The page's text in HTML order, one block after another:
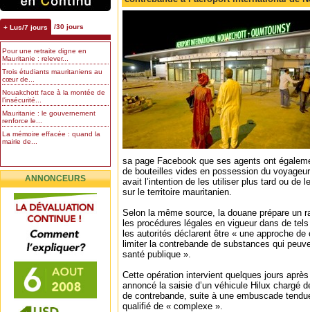
+ Lus/7 jours /30 jours
Pour une retraite digne en
Mauritanie : relever...
Trois étudiants mauritaniens au
cœur de...
Nouakchott face à la montée de
l’insécurité...
Mauritanie : le gouvernement
renforce le...
La mémoire effacée : quand la
mairie de...
ANNONCEURS
sa page Facebook que ses agents ont
de bouteilles vides en possession du
avait l’intention de les utiliser plus tard ou de
sur le territoire mauritanien.
Selon la même source, la douane prépare un
les procédures légales en vigueur dans de
les autorités déclarent être « une approche de
limiter la contrebande de substances qui
santé publique ».
Cette opération intervient quelques jours
annoncé la saisie d’un véhicule Hilux chargé
de contrebande, suite à une embuscade
qualifié de « complexe ».